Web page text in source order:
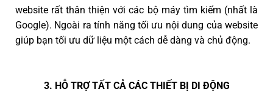
website rất thân thiện với các bộ máy tìm kiếm (nhất là
Google). Ngoài ra tính năng tối ưu nội dung của website
giúp bạn tối ưu dữ liệu một cách dễ dàng và chủ động.
3. HỖ TRỢ TẤT CẢ CÁC THIẾT BỊ DI ĐỘNG